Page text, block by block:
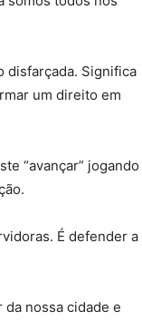
disfarçada. Significa
um direito em
“avançar” jogando
É defender a
nossa cidade e